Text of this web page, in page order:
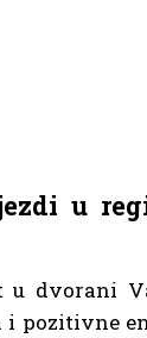
u
u dvorani
i pozitivne